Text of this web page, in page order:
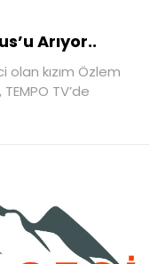
Arıyor..
kızım Özlem
TV’de